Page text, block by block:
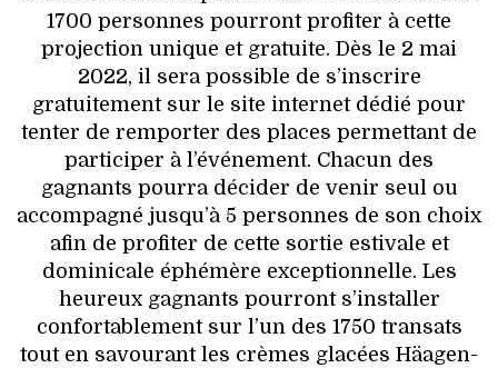
1700 personnes pourront profiter à cette
projection unique et gratuite. Dès le 2 mai
2022, il sera possible de s’inscrire
gratuitement sur le site internet dédié pour
tenter de remporter des places permettant de
participer à l’événement. Chacun des
gagnants pourra décider de venir seul ou
accompagné jusqu’à 5 personnes de son choix
afin de profiter de cette sortie estivale et
dominicale éphémère exceptionnelle. Les
heureux gagnants pourront s’installer
confortablement sur l’un des 1750 transats
tout en savourant les crèmes glacées Häagen-